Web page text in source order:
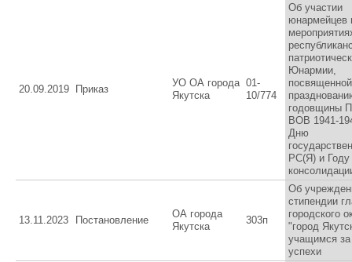
20.09.2019 Приказ
УО ОА города
Якутска
01-
10/774
Об участии
юнармейцев
Юнармии,
посвященной
годовщины
ВОВ 1941-
Дню
РС(Я) и Году
13.11.2023 Постановление
ОА города
Якутска
303п
Об
стипендии
городского
"город
учащимся
успехи